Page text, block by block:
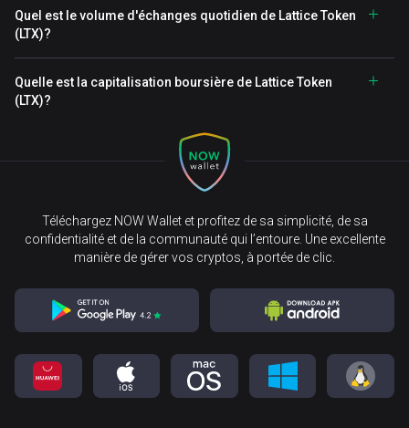
Quel est le volume d'échanges quotidien de Lattice Token
(LTX)?
Quelle est la capitalisation boursière de Lattice Token
(LTX)?
Téléchargez NOW Wallet et profitez de sa simplicité, de sa
confidentialité et de la communauté qui l’entoure. Une excellente
manière de gérer vos cryptos, à portée de clic.